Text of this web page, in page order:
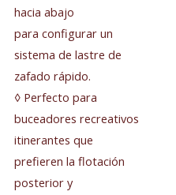
hacia abajo
para configurar un
sistema de lastre de
zafado rápido.
◊ Perfecto para
buceadores recreativos
itinerantes que
prefieren la flotación
posterior y